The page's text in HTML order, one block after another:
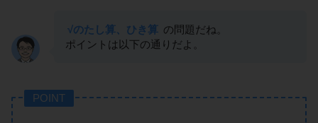
√のたし算、ひき算 の問題だね。
ポイントは以下の通りだよ。
POINT